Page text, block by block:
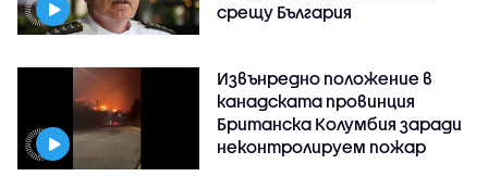
срещу България
Извънредно положение в
канадската провинция
Британска Колумбия заради
неконтролируем пожар